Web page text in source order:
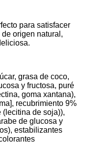
para satisfacer
origen natural,
grasa de coco,
y fructosa, puré
goma xantana),
recubrimiento 9%
(lecitina de soja)),
de glucosa y
estabilizantes